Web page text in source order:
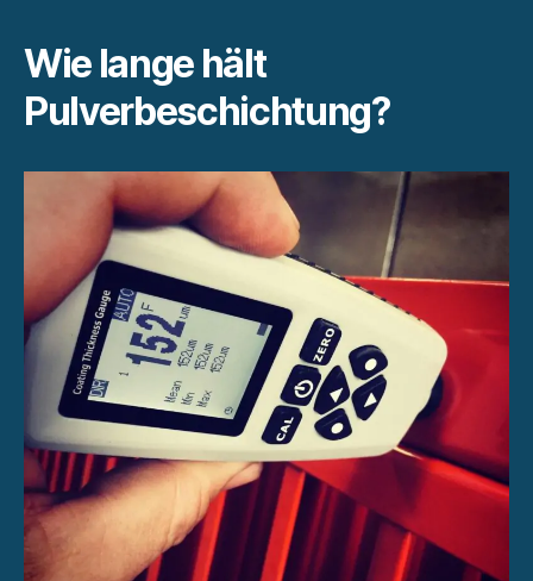
Wie lange hält
Pulverbeschichtung?